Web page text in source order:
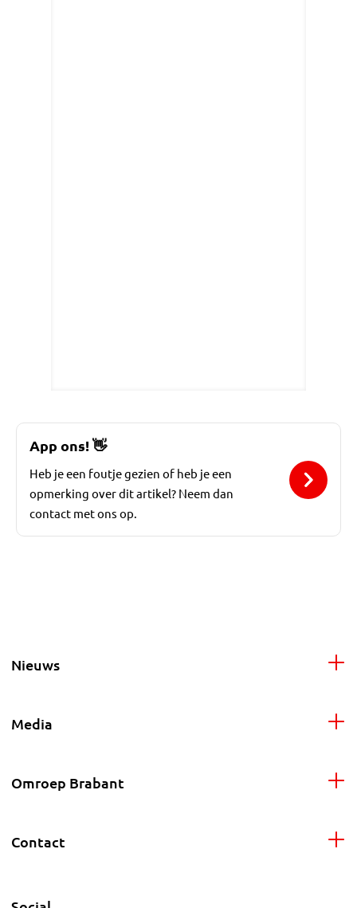
App ons!👋
Heb je een foutje gezien of heb je een
opmerking over dit artikel? Neem dan
contact met ons op.
Nieuws
Media
Omroep Brabant
Contact